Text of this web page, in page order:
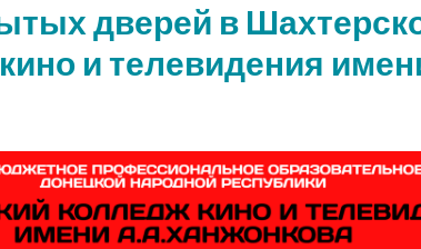
дверей в
и телевидения